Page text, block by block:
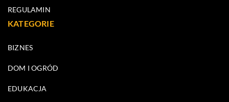
REGULAMIN
KATEGORIE
BIZNES
DOM I OGRÓD
EDUKACJA